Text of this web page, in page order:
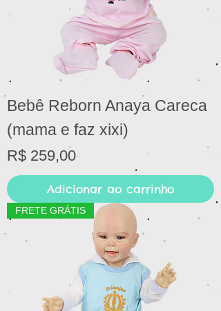
Bebê Reborn Anaya Careca
(mama e faz xixi)
Preço
R$ 259,00
Adicionar ao carrinho
FRETE GRÁTIS